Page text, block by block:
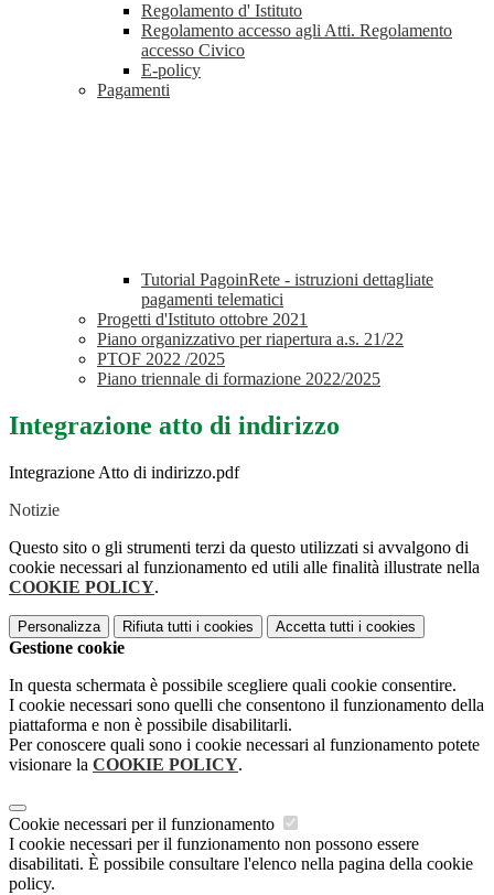
Regolamento d' Istituto
Regolamento accesso agli Atti. Regolamento
accesso Civico
E-policy
Pagamenti
Tutorial PagoinRete - istruzioni dettagliate
pagamenti telematici
Progetti d'Istituto ottobre 2021
Piano organizzativo per riapertura a.s. 21/22
PTOF 2022 /2025
Piano triennale di formazione 2022/2025
Integrazione atto di indirizzo
Integrazione Atto di indirizzo.pdf
Notizie
Questo sito o gli strumenti terzi da questo utilizzati si avvalgono di
cookie necessari al funzionamento ed utili alle finalità illustrate nella
COOKIE POLICY.
Personalizza Rifiuta tutti i cookies Accetta tutti i cookies
Gestione cookie
In questa schermata è possibile scegliere quali cookie consentire.
I cookie necessari sono quelli che consentono il funzionamento della
piattaforma e non è possibile disabilitarli.
Per conoscere quali sono i cookie necessari al funzionamento potete
visionare la COOKIE POLICY.
Cookie necessari per il funzionamento
I cookie necessari per il funzionamento non possono essere
disabilitati. È possibile consultare l'elenco nella pagina della cookie
policy.